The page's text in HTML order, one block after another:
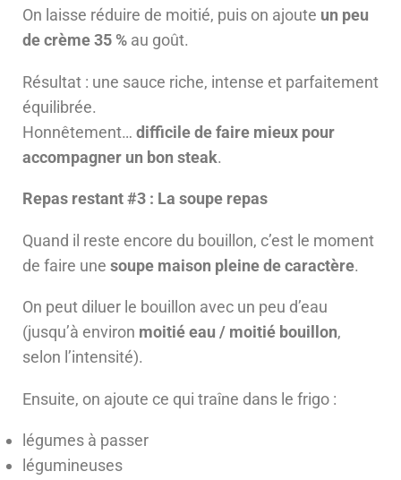
On laisse réduire de moitié, puis on ajoute un peu
de crème 35 % au goût.
Résultat : une sauce riche, intense et parfaitement
équilibrée.
Honnêtement… difficile de faire mieux pour
accompagner un bon steak.
Repas restant #3 : La soupe repas
Quand il reste encore du bouillon, c’est le moment
de faire une soupe maison pleine de caractère.
On peut diluer le bouillon avec un peu d’eau
(jusqu’à environ moitié eau / moitié bouillon,
selon l’intensité).
Ensuite, on ajoute ce qui traîne dans le frigo :
légumes à passer
légumineuses